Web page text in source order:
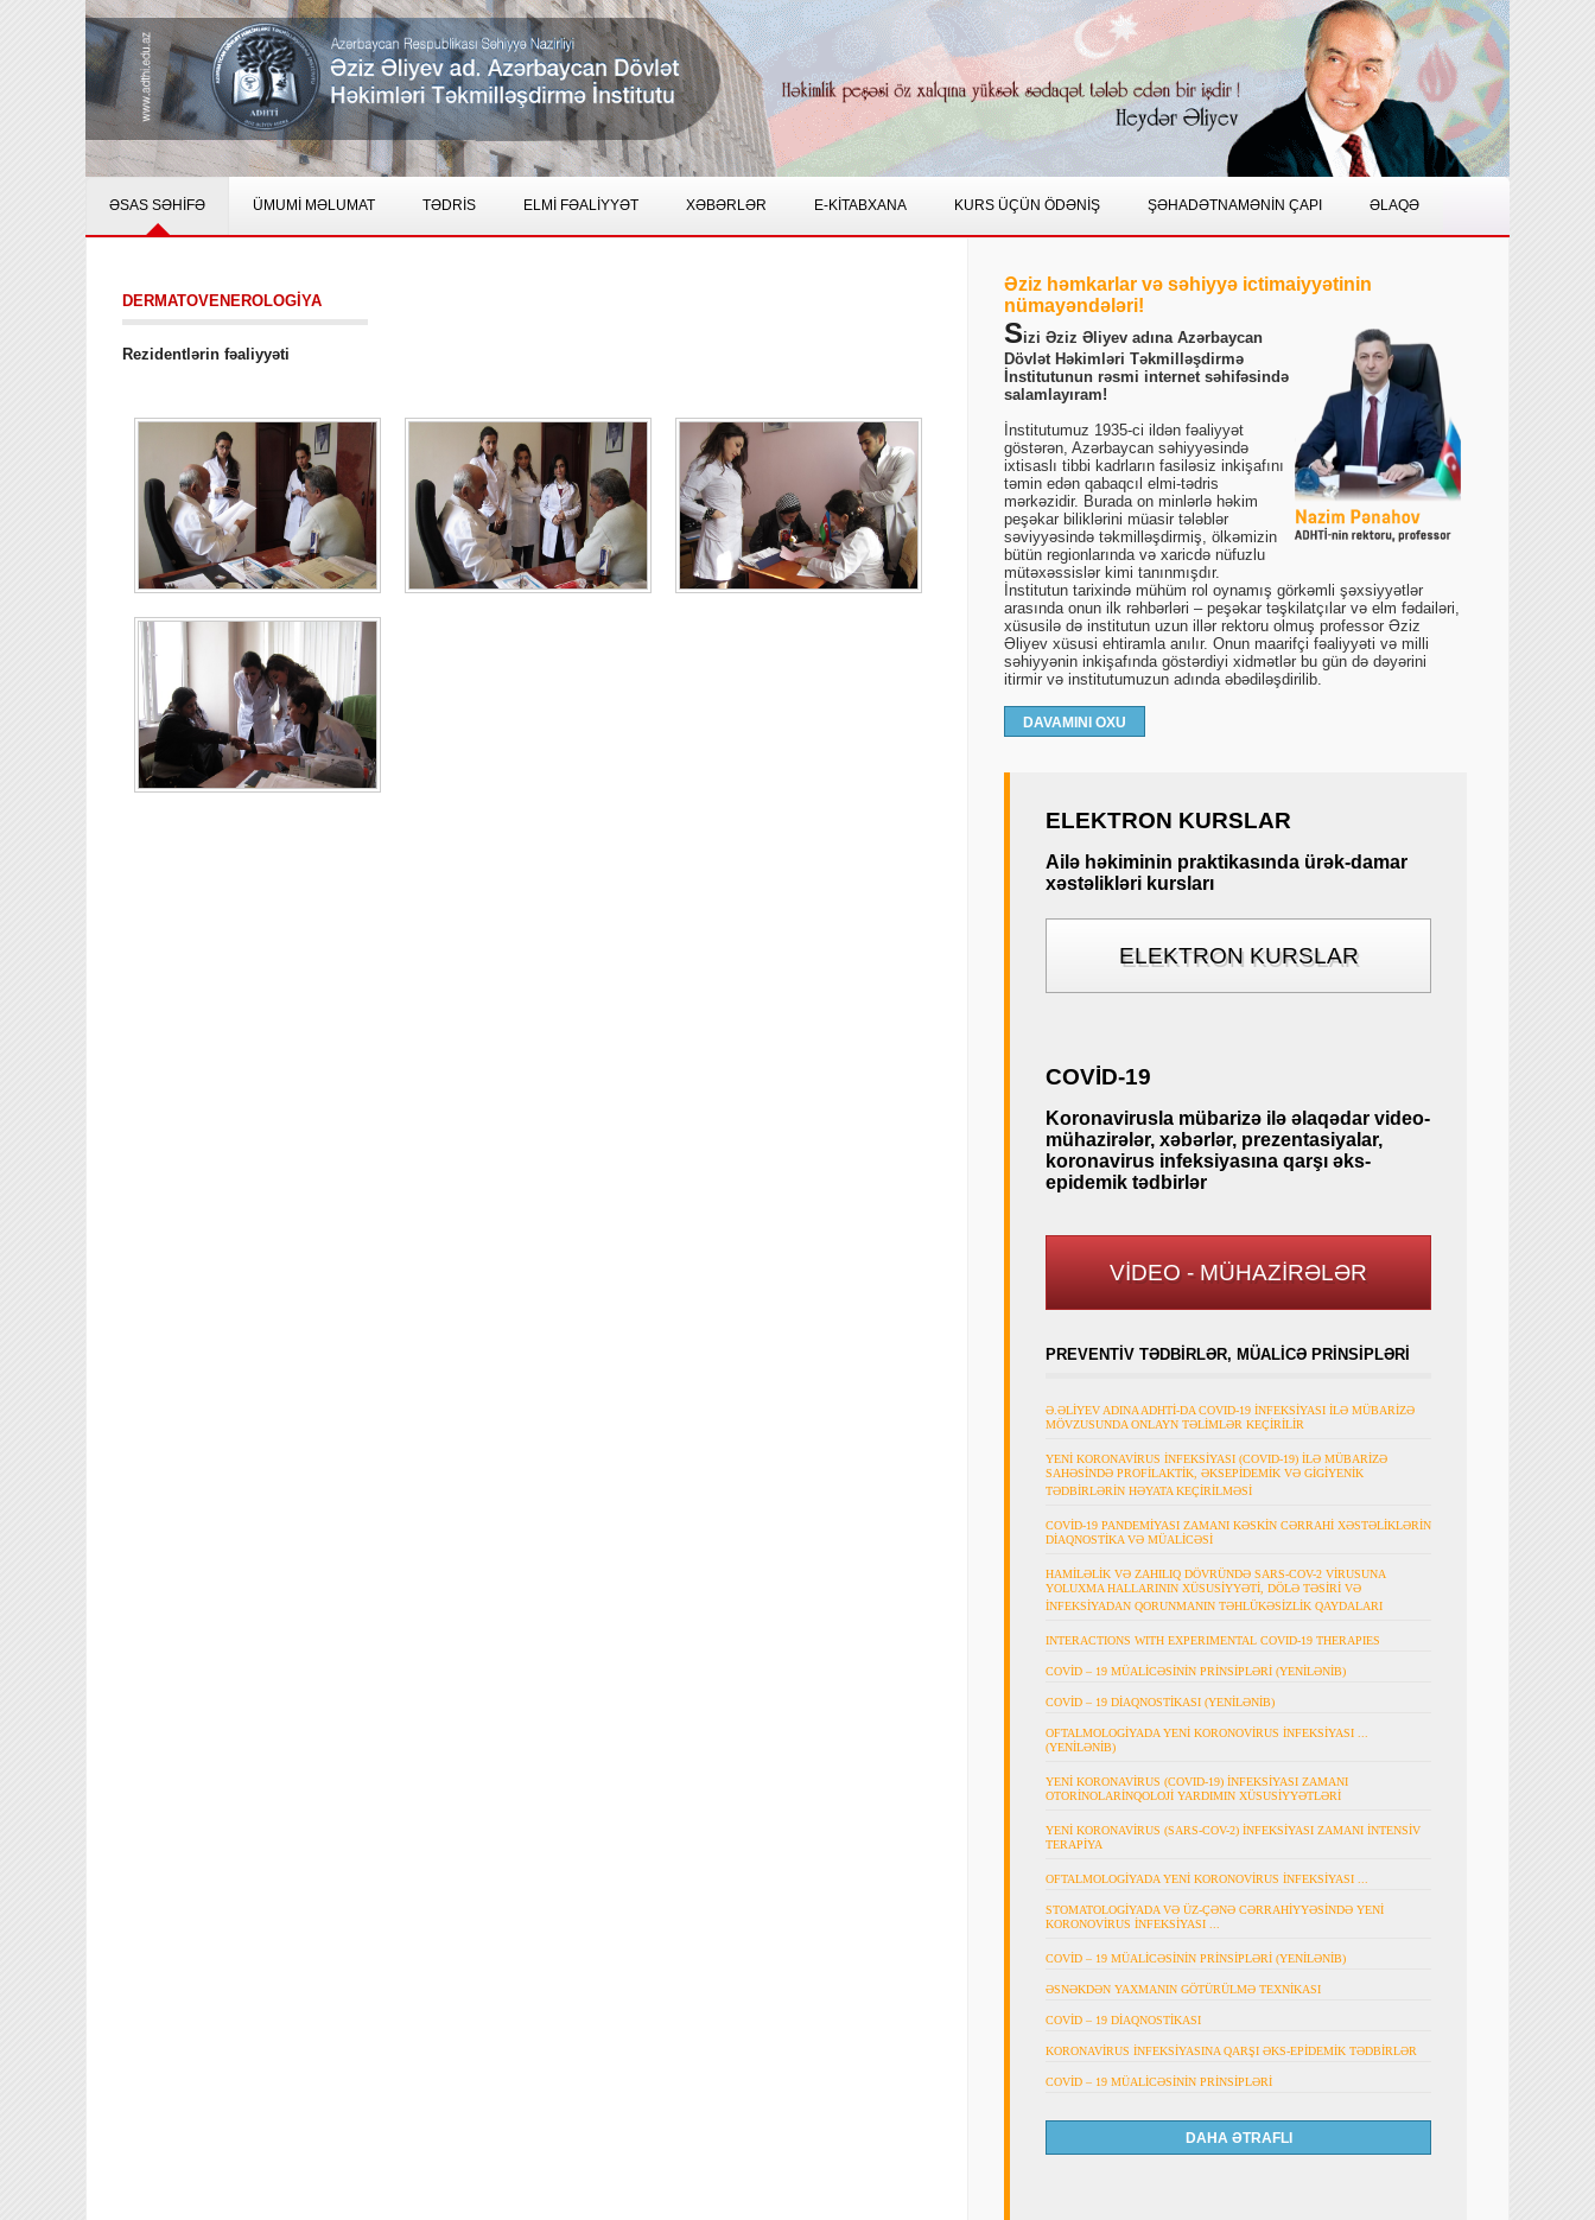
ƏSAS SƏHİFƏ ÜMUMİ MƏLUMAT TƏDRİS ELMİ FƏALİYYƏT XƏBƏRLƏR E-KİTABXANA KURS ÜÇÜN ÖDƏNİŞ ŞƏHADƏTNAMƏNİN ÇAPI ƏLAQƏ
DERMATOVENEROLOGİYA
Rezidentlərin fəaliyyəti
Əziz həmkarlar və səhiyyə ictimaiyyətinin
nümayəndələri!
Sizi Əziz Əliyev adına Azərbaycan
Dövlət Həkimləri Təkmilləşdirmə
İnstitutunun rəsmi internet səhifəsində
salamlayıram!
İnstitutumuz 1935-ci ildən fəaliyyət
göstərən, Azərbaycan səhiyyəsində
ixtisaslı tibbi kadrların fasiləsiz inkişafını
təmin edən qabaqcıl elmi-tədris
mərkəzidir. Burada on minlərlə həkim
peşəkar biliklərini müasir tələblər
səviyyəsində təkmilləşdirmiş, ölkəmizin
bütün regionlarında və xaricdə nüfuzlu
mütəxəssislər kimi tanınmışdır.
İnstitutun tarixində mühüm rol oynamış görkəmli şəxsiyyətlər
arasında onun ilk rəhbərləri – peşəkar təşkilatçılar və elm fədailəri,
xüsusilə də institutun uzun illər rektoru olmuş professor Əziz
Əliyev xüsusi ehtiramla anılır. Onun maarifçi fəaliyyəti və milli
səhiyyənin inkişafında göstərdiyi xidmətlər bu gün də dəyərini
itirmir və institutumuzun adında əbədiləşdirilib.
DAVAMINI OXU
ELEKTRON KURSLAR
Ailə həkiminin praktikasında ürək-damar
xəstəlikləri kursları
ELEKTRON KURSLAR
COVİD-19
Koronavirusla mübarizə ilə əlaqədar video-
mühazirələr, xəbərlər, prezentasiyalar,
koronavirus infeksiyasına qarşı əks-
epidemik tədbirlər
VİDEO - MÜHAZİRƏLƏR
PREVENTİV TƏDBİRLƏR, MÜALİCƏ PRİNSİPLƏRİ
Ə.ƏLİYEV ADINA ADHTİ-DA COVID-19 İNFEKSİYASI İLƏ MÜBARİZƏ
MÖVZUSUNDA ONLAYN TƏLİMLƏR KEÇİRİLİR
YENİ KORONAVİRUS İNFEKSİYASI (COVID-19) İLƏ MÜBARİZƏ
SAHƏSİNDƏ PROFİLAKTİK, ƏKSEPİDEMİK VƏ GİGİYENİK
TƏDBİRLƏRİN HƏYATA KEÇİRİLMƏSİ
COVİD-19 PANDEMİYASI ZAMANI KƏSKİN CƏRRAHİ XƏSTƏLİKLƏRİN
DİAQNOSTİKA VƏ MÜALİCƏSİ
HAMİLƏLİK VƏ ZAHILIQ DÖVRÜNDƏ SARS-COV-2 VİRUSUNA
YOLUXMA HALLARININ XÜSUSİYYƏTİ, DÖLƏ TƏSİRİ VƏ
İNFEKSİYADAN QORUNMANIN TƏHLÜKƏSİZLİK QAYDALARI
INTERACTIONS WITH EXPERIMENTAL COVID-19 THERAPIES
COVİD – 19 MÜALİCƏSİNİN PRİNSİPLƏRİ (YENİLƏNİB)
COVİD – 19 DİAQNOSTİKASI (YENİLƏNİB)
OFTALMOLOGİYADA YENİ KORONOVİRUS İNFEKSİYASI ...
(YENİLƏNİB)
YENİ KORONAVİRUS (COVID-19) İNFEKSİYASI ZAMANI
OTORİNOLARİNQOLOJİ YARDIMIN XÜSUSİYYƏTLƏRİ
YENİ KORONAVİRUS (SARS-COV-2) İNFEKSİYASI ZAMANI İNTENSİV
TERAPİYA
OFTALMOLOGİYADA YENİ KORONOVİRUS İNFEKSİYASI ...
STOMATOLOGİYADA VƏ ÜZ-ÇƏNƏ CƏRRAHİYYƏSİNDƏ YENİ
KORONOVİRUS İNFEKSİYASI ...
COVİD – 19 MÜALİCƏSİNİN PRİNSİPLƏRİ (YENİLƏNİB)
ƏSNƏKDƏN YAXMANIN GÖTÜRÜLMƏ TEXNİKASI
COVİD – 19 DİAQNOSTİKASI
KORONAVİRUS İNFEKSİYASINA QARŞI ƏKS-EPİDEMİK TƏDBİRLƏR
COVİD – 19 MÜALİCƏSİNİN PRİNSİPLƏRİ
DAHA ƏTRAFLI